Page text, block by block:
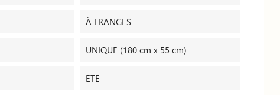
À FRANGES
UNIQUE (180 cm x 55 cm)
ETE